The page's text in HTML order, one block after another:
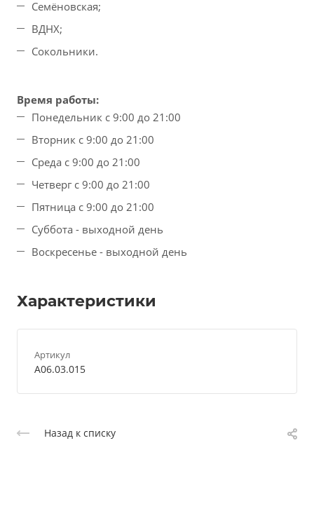
Семёновская;
ВДНХ;
Сокольники.
Время работы:
Понедельник с 9:00 до 21:00
Вторник с 9:00 до 21:00
Среда с 9:00 до 21:00
Четверг с 9:00 до 21:00
Пятница с 9:00 до 21:00
Суббота - выходной день
Воскресенье - выходной день
Характеристики
Артикул
A06.03.015
Назад к списку